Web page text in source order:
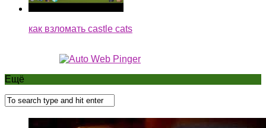
как взломать castle cats
Ещё